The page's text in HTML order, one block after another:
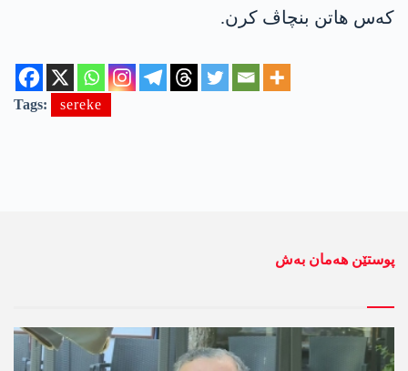
کەس ھاتن بنچاڤ کرن.
Tags: sereke
پوستێن ھەمان بەش